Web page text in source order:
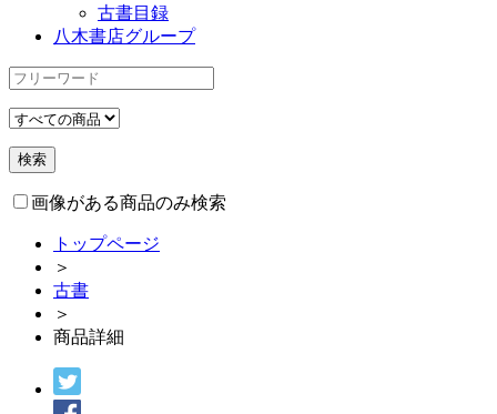
古書目録
八木書店グループ
画像がある商品のみ検索
トップページ
＞
古書
＞
商品詳細